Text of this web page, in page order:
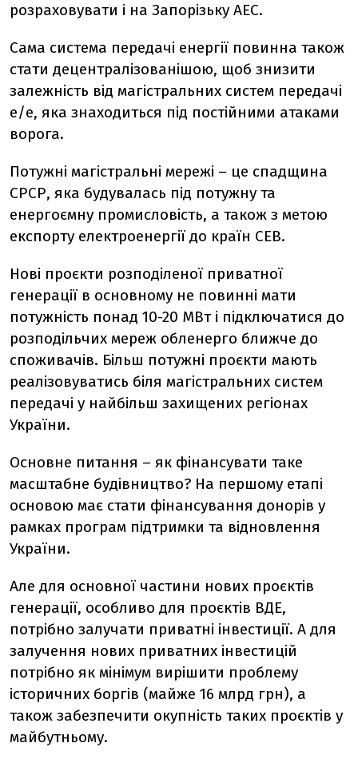
розраховувати і на Запорізьку АЕС.
Сама система передачі енергії повинна також
стати децентралізованішою, щоб знизити
залежність від магістральних систем передачі
е/е, яка знаходиться під постійними атаками
ворога.
Потужні магістральні мережі – це спадщина
СРСР, яка будувалась під потужну та
енергоємну промисловість, а також з метою
експорту електроенергії до країн СЕВ.
Нові проєкти розподіленої приватної
генерації в основному не повинні мати
потужність понад 10-20 МВт і підключатися до
розподільчих мереж обленерго ближче до
споживачів. Більш потужні проєкти мають
реалізовуватись біля магістральних систем
передачі у найбільш захищених регіонах
України.
Основне питання – як фінансувати таке
масштабне будівництво? На першому етапі
основою має стати фінансування донорів у
рамках програм підтримки та відновлення
України.
Але для основної частини нових проєктів
генерації, особливо для проєктів ВДЕ,
потрібно залучати приватні інвестиції. А для
залучення нових приватних інвестицій
потрібно як мінімум вирішити проблему
історичних боргів (майже 16 млрд грн), а
також забезпечити окупність таких проєктів у
майбутньому.